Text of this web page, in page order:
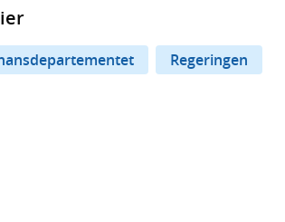
Regeringen